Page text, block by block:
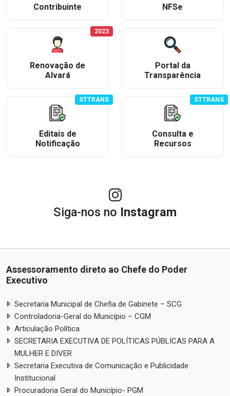
Contribuinte
NFSe
Renovação de
Alvará
2023
Portal da
Transparência
Editais de
Notificação
STTRANS
Consulta e
Recursos
STTRANS
Siga-nos no Instagram
Assessoramento direto ao Chefe do Poder
Executivo
Secretaria Municipal de Chefia de Gabinete – SCG
Controladoria-Geral do Município – CGM
Articulação Política
SECRETARIA EXECUTIVA DE POLÍTICAS PÚBLICAS PARA A
MULHER E DIVER
Secretaria Executiva de Comunicação e Publicidade
Institucional
Procuradoria Geral do Município- PGM